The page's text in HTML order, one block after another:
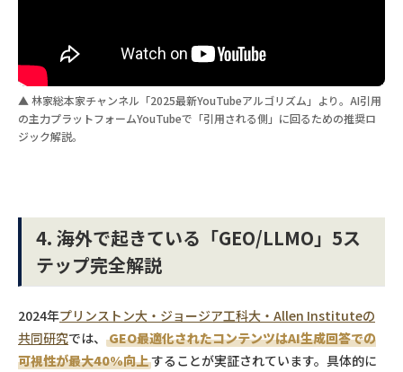
▲ 林家総本家チャンネル「2025最新YouTubeアルゴリズム」より。AI引用
の主力プラットフォームYouTubeで「引用される側」に回るための推奨ロ
ジック解説。
4. 海外で起きている「GEO/LLMO」5ス
テップ完全解説
2024年プリンストン大・ジョージア工科大・Allen Instituteの
共同研究では、
GEO最適化されたコンテンツはAI生成回答での
可視性が最大40%向上することが実証されています。具体的に